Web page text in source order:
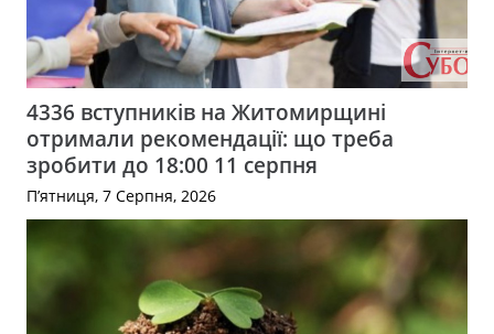
4336 вступників на Житомирщині
отримали рекомендації: що треба
зробити до 18:00 11 серпня
П’ятниця, 7 Серпня, 2026